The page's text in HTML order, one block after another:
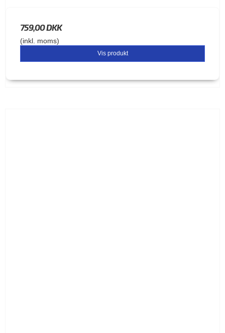
759,00 DKK
(inkl. moms)
Vis produkt